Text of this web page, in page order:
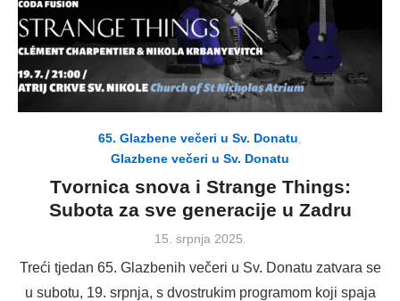
65. Glazbene večeri u Sv. Donatu
Glazbene večeri u Sv. Donatu
Tvornica snova i Strange Things:
Subota za sve generacije u Zadru
Posted
15. srpnja 2025.
Treći tjedan 65. Glazbenih večeri u Sv. Donatu zatvara se
u subotu, 19. srpnja, s dvostrukim programom koji spaja